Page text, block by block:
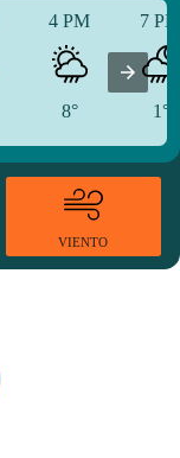
4 PM
8°
7
1°
VIENTO